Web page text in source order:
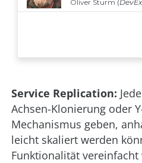
Service Replication:
Achsen-Klonierung oder
Mechanismus geben,
leicht skaliert werden
Funktionalität vereinfacht